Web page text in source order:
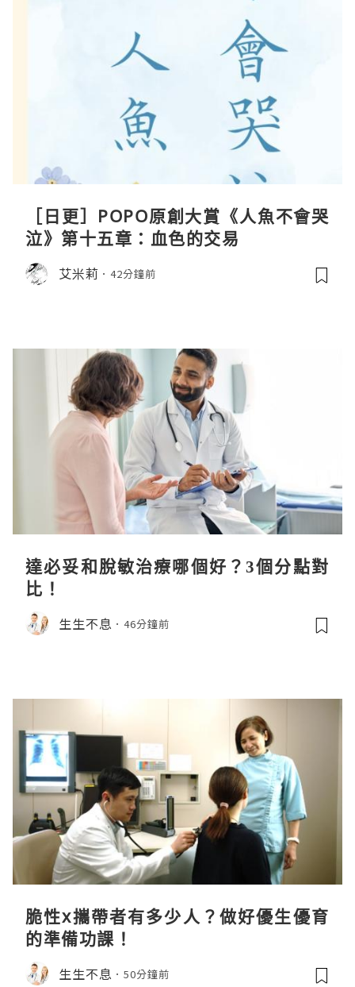
［日更］POPO原創大賞《人魚不會哭
泣》第十五章：血色的交易
艾米莉 42分鐘前
達必妥和脫敏治療哪個好？3個分點對
比！
生生不息 46分鐘前
脆性x攜帶者有多少人？做好優生優育
的準備功課！
生生不息 50分鐘前